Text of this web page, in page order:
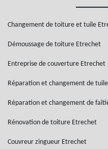
Changement de toiture et tuile
Démoussage de toiture Etrechet
Entreprise de couverture Etrechet
Réparation et changement de
Réparation et changement de
Rénovation de toiture Etrechet
Couvreur zingueur Etrechet